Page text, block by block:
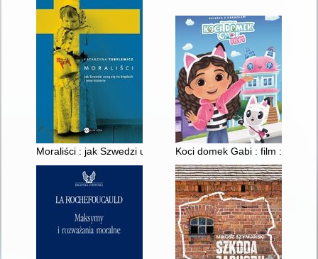
Moraliści : jak Szwedzi uczą się na błędach i inne historie
Koci domek Gabi : film :